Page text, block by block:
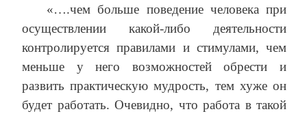
«….чем больше поведение человека при
осуществлении какой-либо деятельности
контролируется правилами и стимулами, чем
меньше у него возможностей обрести и
развить практическую мудрость, тем хуже он
будет работать. Очевидно, что работа в такой